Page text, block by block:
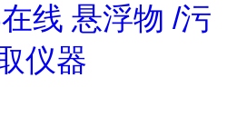
线 悬浮物 /污
仪器